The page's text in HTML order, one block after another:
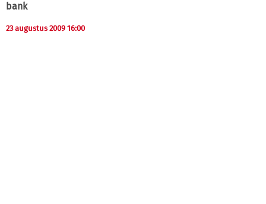
bank
23 augustus 2009 16:00